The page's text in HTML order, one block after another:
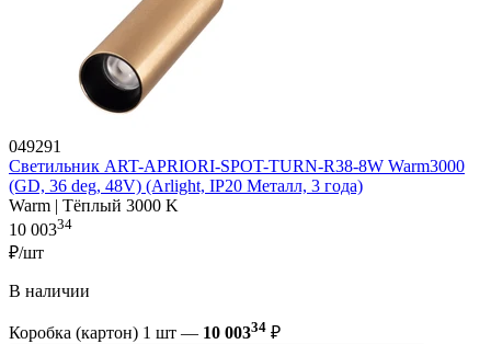
049291
Светильник ART-APRIORI-SPOT-TURN-R38-8W Warm3000
(GD, 36 deg, 48V) (Arlight, IP20 Металл, 3 года)
Warm | Тёплый 3000 K
10 00334
₽/шт
В наличии
Коробка (картон) 1 шт — 10 00334 ₽